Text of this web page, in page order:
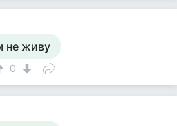
не живу
0